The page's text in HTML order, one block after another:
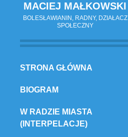
MACIEJ MAŁKOWSKI
BOLESŁAWIANIN, RADNY, DZIAŁACZ
SPOŁECZNY
PRZESKOCZ
TREŚCI
STRONA GŁÓWNA
BIOGRAM
W RADZIE MIASTA
(INTERPELACJE)